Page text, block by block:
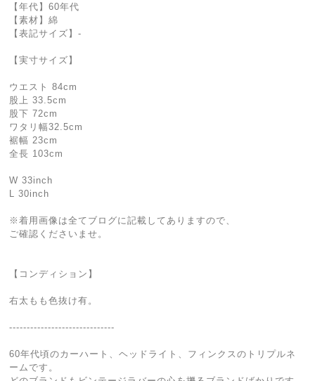
【年代】60年代
【素材】綿
【表記サイズ】-
【実寸サイズ】
ウエスト 84cm
股上 33.5cm
股下 72cm
ワタリ幅32.5cm
裾幅 23cm
全長 103cm
W 33inch
L 30inch
※着用画像は全てブログに記載してありますので、
ご確認くださいませ。
【コンディション】
右太もも色抜け有。
------------------------------
60年代頃のカーハート、ヘッドライト、フィンクスのトリプルネ
ームです。